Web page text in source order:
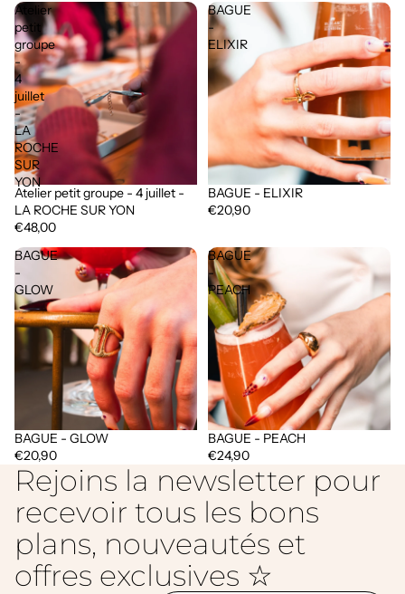
Atelier
petit
groupe
-
4
juillet
-
LA
ROCHE
SUR
YON
Atelier petit groupe - 4 juillet -
LA ROCHE SUR YON
€48,00
BAGUE
-
ELIXIR
Épuisé
BAGUE - ELIXIR
€20,90
BAGUE
-
GLOW
BAGUE - GLOW
€20,90
BAGUE
-
PEACH
BAGUE - PEACH
€24,90
Rejoins la newsletter pour
recevoir tous les bons
plans, nouveautés et
offres exclusives ☆